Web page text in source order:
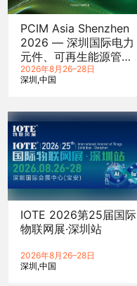
PCIM Asia Shenzhen
2026 — 深圳国际电力
元件、可再生能源管理
展览会暨研讨会
2026年8月26–28日
深圳 中国
IOTE 2026第25届国际
物联网展·深圳站
2026年8月26–28日
深圳 中国